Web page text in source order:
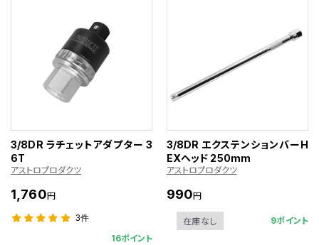
3/8DR ラチェットアダプター 3
6T
アストロプロダクツ
1,760円
3件
16ポイント
3/8DR エクステンションバーH
EXヘッド 250mm
アストロプロダクツ
990円
在庫なし 9ポイント